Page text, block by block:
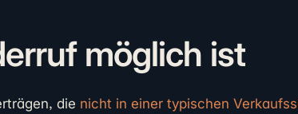
möglich ist
die nicht in einer typischen